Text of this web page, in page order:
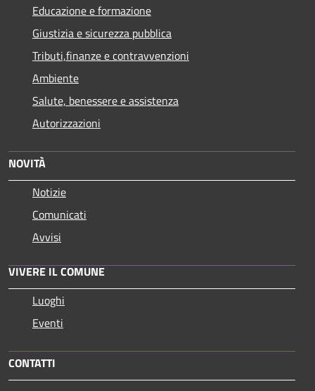
Educazione e formazione
Giustizia e sicurezza pubblica
Tributi,finanze e contravvenzioni
Ambiente
Salute, benessere e assistenza
Autorizzazioni
NOVITÀ
Notizie
Comunicati
Avvisi
VIVERE IL COMUNE
Luoghi
Eventi
CONTATTI